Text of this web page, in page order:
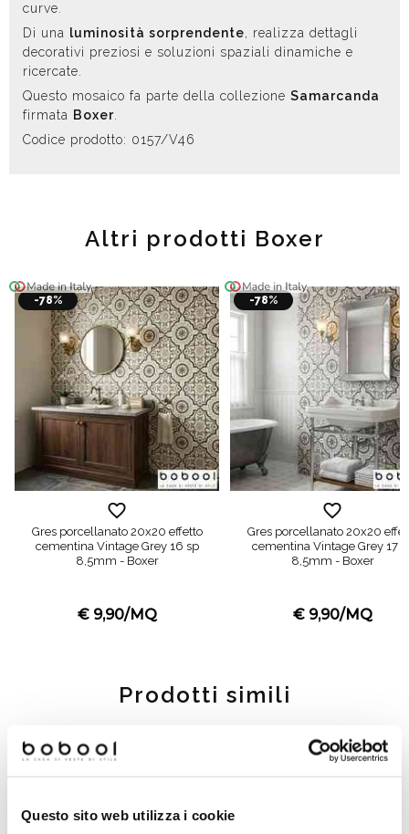
Questo sito web utilizza i cookie
curve.
Di una luminosità sorprendente, realizza dettagli
decorativi preziosi e soluzioni spaziali dinamiche e
ricercate.
Questo mosaico fa parte della collezione Samarcanda
firmata Boxer.
Codice prodotto: 0157/V46
Altri prodotti Boxer
-78%
Gres porcellanato 20x20 effetto
cementina Vintage Grey 16 sp
8,5mm - Boxer
€ 9,90/MQ
-78%
Gres porcellanato 20x20
cementina Vintage Grey 17
8,5mm - Boxer
€ 9,90/MQ
Prodotti simili